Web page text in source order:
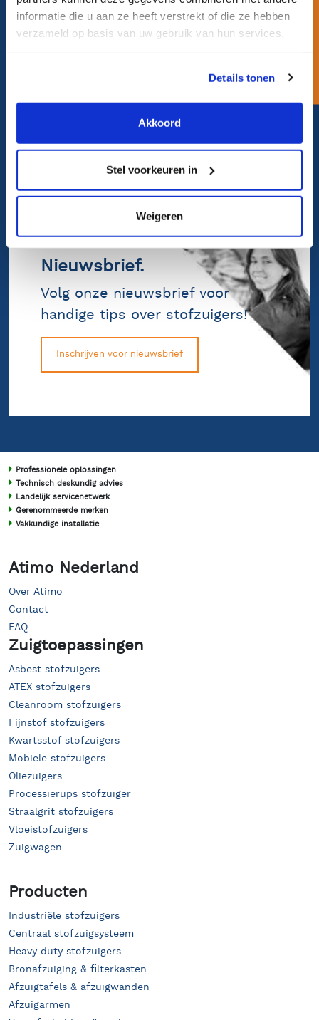
informatie die u aan ze heeft verstrekt of die ze hebben
verzameld op basis van uw gebruik van hun services.
Details tonen
Akkoord
Stel voorkeuren in
Weigeren
Bel ons op 072 562 80 88
en spreek een specialist
Atimo bellen
Nieuwsbrief.
Volg onze nieuwsbrief voor
handige tips over stofzuigers!
Inschrijven voor nieuwsbrief
Professionele oplossingen
Technisch deskundig advies
Landelijk servicenetwerk
Gerenommeerde merken
Vakkundige installatie
Atimo Nederland
Over Atimo
Contact
FAQ
Zuigtoepassingen
Asbest stofzuigers
ATEX stofzuigers
Cleanroom stofzuigers
Fijnstof stofzuigers
Kwartsstof stofzuigers
Mobiele stofzuigers
Oliezuigers
Processierups stofzuiger
Straalgrit stofzuigers
Vloeistofzuigers
Zuigwagen
Producten
Industriële stofzuigers
Centraal stofzuigsysteem
Heavy duty stofzuigers
Bronafzuiging & filterkasten
Afzuigtafels & afzuigwanden
Afzuigarmen
Een korte vraag